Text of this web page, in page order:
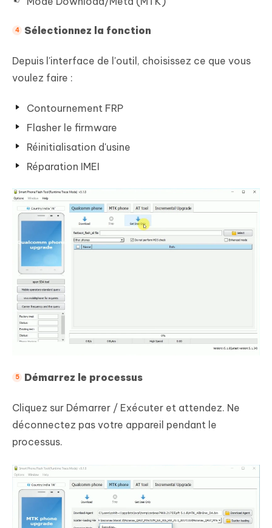
Sélectionnez la fonction
Depuis l'interface de l'outil, choisissez ce que vous
voulez faire :
Contournement FRP
Flasher le firmware
Réinitialisation d'usine
Réparation IMEI
Démarrez le processus
Cliquez sur Démarrer / Exécuter et attendez. Ne
déconnectez pas votre appareil pendant le
processus.